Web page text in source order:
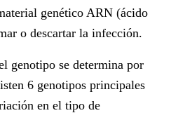
genético ARN (ácido
o descartar la infección.
genotipo se determina por
6 genotipos principales
en el tipo de